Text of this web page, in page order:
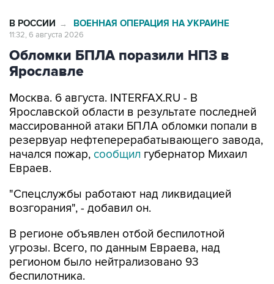
В РОССИИ → ВОЕННАЯ ОПЕРАЦИЯ НА УКРАИНЕ
11:32, 6 августа 2026
Обломки БПЛА поразили НПЗ в
Ярославле
Москва. 6 августа. INTERFAX.RU - В
Ярославской области в результате последней
массированной атаки БПЛА обломки попали в
резервуар нефтеперерабатывающего завода,
начался пожар, сообщил губернатор Михаил
Евраев.
"Спецслужбы работают над ликвидацией
возгорания", - добавил он.
В регионе объявлен отбой беспилотной
угрозы. Всего, по данным Евраева, над
регионом было нейтрализовано 93
беспилотника.